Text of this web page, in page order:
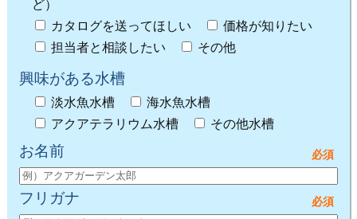
ど）
カタログを送ってほしい
価格が知りたい
担当者と相談したい
その他
興味がある水槽
淡水魚水槽
海水魚水槽
アクアテラリウム水槽
その他水槽
お名前
フリガナ